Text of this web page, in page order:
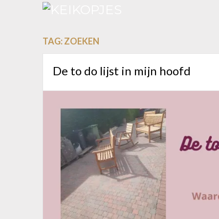
TAG:ZOEKEN
De to do lijst in mijn hoofd